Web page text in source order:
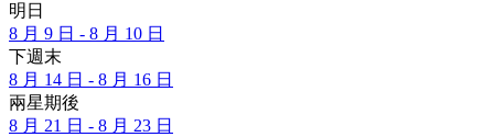
明日
8 月 9 日 - 8 月 10 日
下週末
8 月 14 日 - 8 月 16 日
兩星期後
8 月 21 日 - 8 月 23 日